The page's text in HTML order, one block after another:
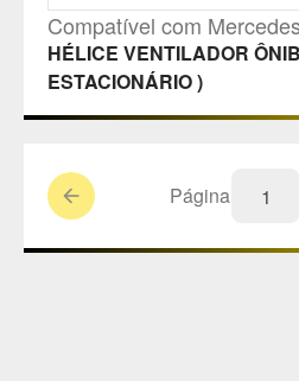
Compatível com
HÉLICE VENTILADOR
ESTACIONÁRIO )
arrow_backwardPágina